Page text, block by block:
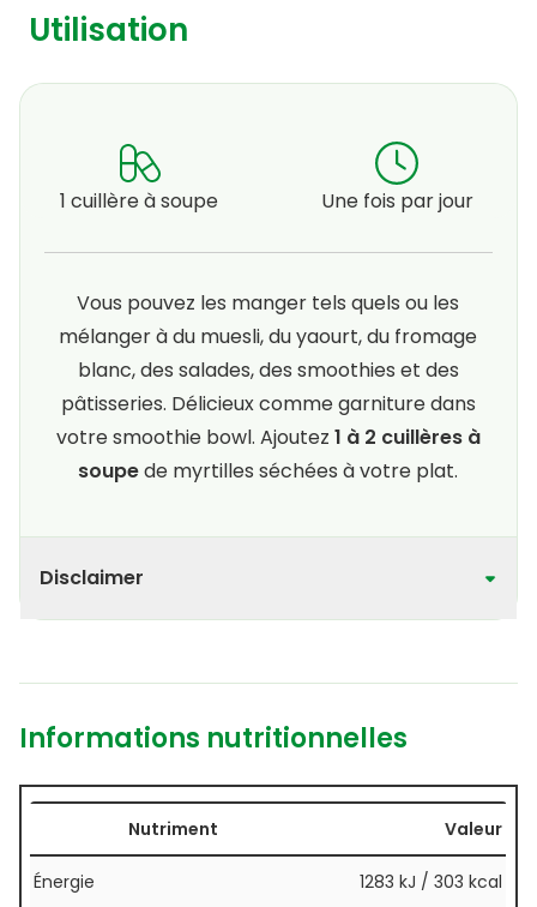
Utilisation
1 cuillère à soupe Une fois par jour
Vous pouvez les manger tels quels ou les
mélanger à du muesli, du yaourt, du fromage
blanc, des salades, des smoothies et des
pâtisseries. Délicieux comme garniture dans
votre smoothie bowl. Ajoutez 1 à 2 cuillères à
soupede myrtilles séchées à votre plat.
Disclaimer
Informations nutritionnelles
Nutriment Valeur
Énergie 1283 kJ / 303 kcal